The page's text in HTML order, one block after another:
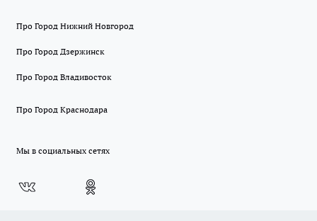
Про Город Нижний Новгород
Про Город Дзержинск
Про Город Владивосток
Про Город Краснодара
Мы в социальных сетях